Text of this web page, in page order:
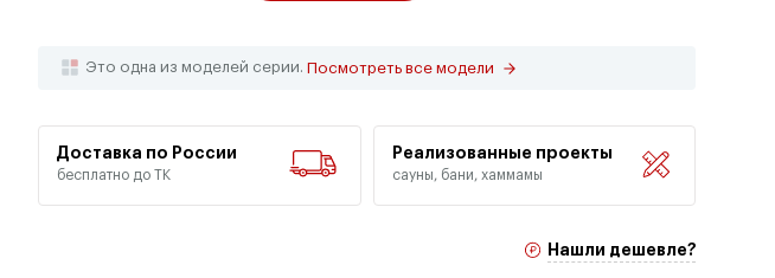
Это одна из моделей серии. Посмотреть все модели
Доставка по России
бесплатно до ТК
Реализованные проекты
сауны, бани, хаммамы
Нашли дешевле?